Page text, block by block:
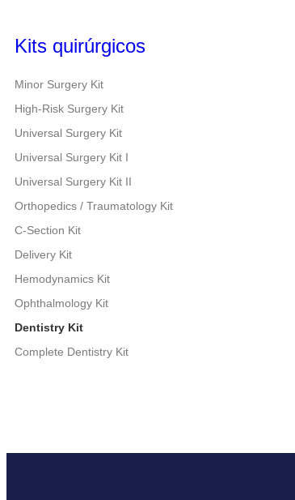
Kits quirúrgicos
Minor Surgery Kit
High-Risk Surgery Kit
Universal Surgery Kit
Universal Surgery Kit I
Universal Surgery Kit II
Orthopedics / Traumatology Kit
C-Section Kit
Delivery Kit
Hemodynamics Kit
Ophthalmology Kit
Dentistry Kit
Complete Dentistry Kit